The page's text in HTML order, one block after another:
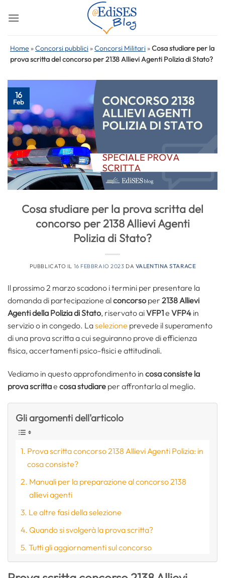
Home »Concorsi pubblici »Concorsi Militari »Cosa studiare per la
prova scritta del concorso per 2138 Allievi Agenti Polizia di Stato?
16
Feb
Cosa studiare per la prova scritta del
concorso per 2138 Allievi Agenti
Polizia di Stato?
PUBBLICATO IL 16 FEBBRAIO 2023 DA VALENTINA STARACE
Il prossimo 2 marzo scadono i termini per presentare la
domanda di partecipazione alconcorso per 2138 Allievi
Agenti della Polizia di Stato, riservato aiVFP1e VFP4 in
servizio o in congedo. Laselezione prevede il superamento
di una prova scritta a cui seguiranno prove di efficienza
fisica, accertamenti psico-fisici e attitudinali.
Vediamo in questo approfondimento in cosa consiste la
prova scrittae cosa studiare per affrontarla al meglio.
Gli argomenti dell'articolo
Prova scritta concorso 2138 Allievi Agenti Polizia: in
cosa consiste?
Manuali per la preparazione al concorso 2138
allievi agenti
Le altre fasi della selezione
Quando si svolgerà la prova scritta?
Tutti gli aggiornamenti sul concorso